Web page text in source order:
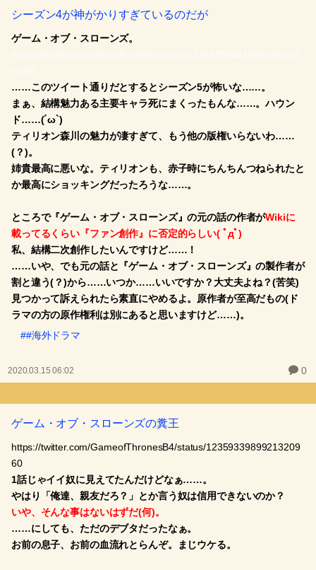
シーズン4が神がかりすぎているのだが
ゲーム・オブ・スローンズ。
……このツイート通りだとするとシーズン5が怖いな……。
まぁ、結構魅力ある主要キャラ死にまくったもんな……。ハウン
ド……(´ω`)
ティリオン森川の魅力が凄すぎて、もう他の版権いらないわ……
(？)。
姉貴最高に悪いな。ティリオンも、赤子時にちんちんつねられたと
か最高にショッキングだったろうな……。
ところで『ゲーム・オブ・スローンズ』の元の話の作者がWikiに
載ってるくらい『ファン創作』に否定的らしい( ﾟдﾟ)
私、結構二次創作したいんですけど……！
……いや、でも元の話と『ゲーム・オブ・スローンズ』の製作者が
割と違う(？)から……いつか……いいですか？大丈夫よね？(苦笑)
見つかって訴えられたら素直にやめるよ。原作者が至高だもの(ド
ラマの方の原作権利は別にあると思いますけど……)。
##海外ドラマ
2020.03.15 06:02 0
ゲーム・オブ・スローンズの糞王
https://twitter.com/GameofThronesB4/status/12359339899213209
60
1話じゃイイ奴に見えてたんだけどなぁ……。
やはり「俺達、親友だろ？」とか言う奴は信用できないのか？
いや、そんな事はないはずだ(何)。
……にしても、ただのデブタだったなぁ。
お前の息子、お前の血流れとらんぞ。まじウケる。